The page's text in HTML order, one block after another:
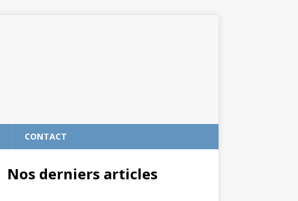
CONTACT
Nos derniers articles